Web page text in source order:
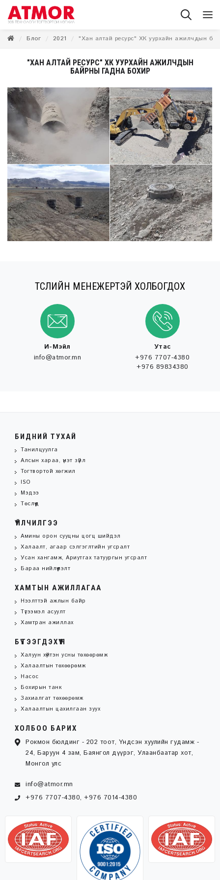
Блог 2021 "Хан алтай ресурс" ХК уурхайн ажилчдын
"ХАН АЛТАЙ РЕСУРС" ХК УУРХАЙН АЖИЛЧДЫН
БАЙРНЫ ГАДНА БОХИР
ТӨСЛИЙН МЕНЕЖЕРТЭЙ ХОЛБОГДОХ
И-Мэйл
info@atmor.mn
Утас
+976 7707-4380
+976 89834380
БИДНИЙ ТУХАЙ
Танилцуулга
Алсын хараа, үнэт зүйл
Тогтвортой хөгжил
ISO
Мэдээ
Төслүүд
ҮЙЛЧИЛГЭЭ
Амины орон сууцны цогц шийдэл
Халаалт, агаар сэлгэглтийн угсралт
Усан хангамж, Ариутгах татуургын угсралт
Бараа нийлүүлэлт
ХАМТЫН АЖИЛЛАГАА
Нээлттэй ажлын байр
Түгээмэл асуулт
Хамтран ажиллах
БҮТЭЭГДЭХҮҮН
Халуун хүйтэн усны төхөөрөмж
Халаалтын төхөөрөмж
Насос
Бохирын танк
Захиалгат төхөөрөмж
Халаалтын цахилгаан зуух
ХОЛБОО БАРИХ
Рокмон бюлдинг - 202 тоот, Үндсэн хуулийн гудамж -
24, Баруун 4 зам, Баянгол дүүрэг, Улаанбаатар хот,
Монгол улс
info@atmor.mn
+976 7707-4380, +976 7014-4380